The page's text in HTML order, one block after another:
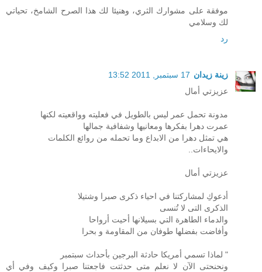
موفقة على مشوارك الثري، وهنيئا لك هذا الصرح الشامخ، تحياتي
لك وسلامي
رد
زينة زيدان 17 سبتمبر, 2011 13:52
عزيزتي أمال
مدونة تحمل عمر ليس بالطويل في فعليته وواقعيته لكنها
عمرت دهرا بفكرها ومعانيها وشفافية جمالها
هي تمثل دهرا من الابداع وما تحمله من روائع الكلمات
والايحاءات..
عزيزتي أمال
أدعوكِ لمشاركتنا في احياء ذكرى صبرا وشتيلا
الذكرى التى لا تُنسى
والدماء الطاهرة التي بسيلانها أحيت أرواحا
وأفاضت بفضلها طوفان من المقاومة و بحرا
" لماذا تسمي أمريكا حادثة البرجين بأحداث سبتمبر
ونحنحتى الآن لا نعلم متى حدثتت فاجعتنا صبرا وكيف وفي أي